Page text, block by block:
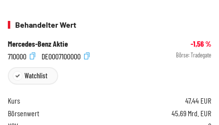
Behandelter Wert
Mercedes-Benz Aktie -1,56%
710000
DE0007100000 Börse: Tradegate
Watchlist
Kurs 47,44 EUR
Börsenwert
45,69 Mrd. EUR